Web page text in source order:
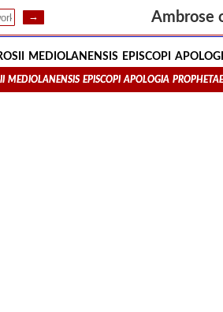
Ambrose
david admonitio.
mediolanensis episcopi
mediolanensis episcopi apologia